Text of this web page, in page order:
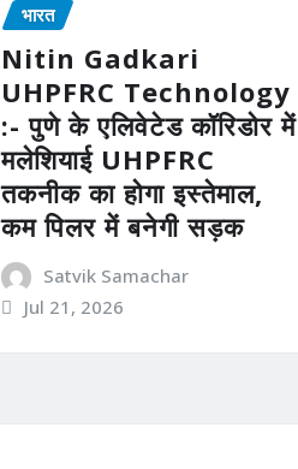
भारत
Nitin Gadkari
UHPFRC Technology
:- पुणे के एलिवेटेड कॉरिडोर में
मलेशियाई UHPFRC
तकनीक का होगा इस्तेमाल,
कम पिलर में बनेगी सड़क
Satvik Samachar
Jul 21, 2026